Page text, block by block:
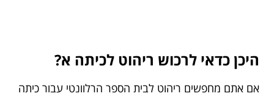
היכן כדאי לרכוש ריהוט לכיתה א?
אם אתם מחפשים ריהוט לבית הספר הרלוונטי עבור כיתה